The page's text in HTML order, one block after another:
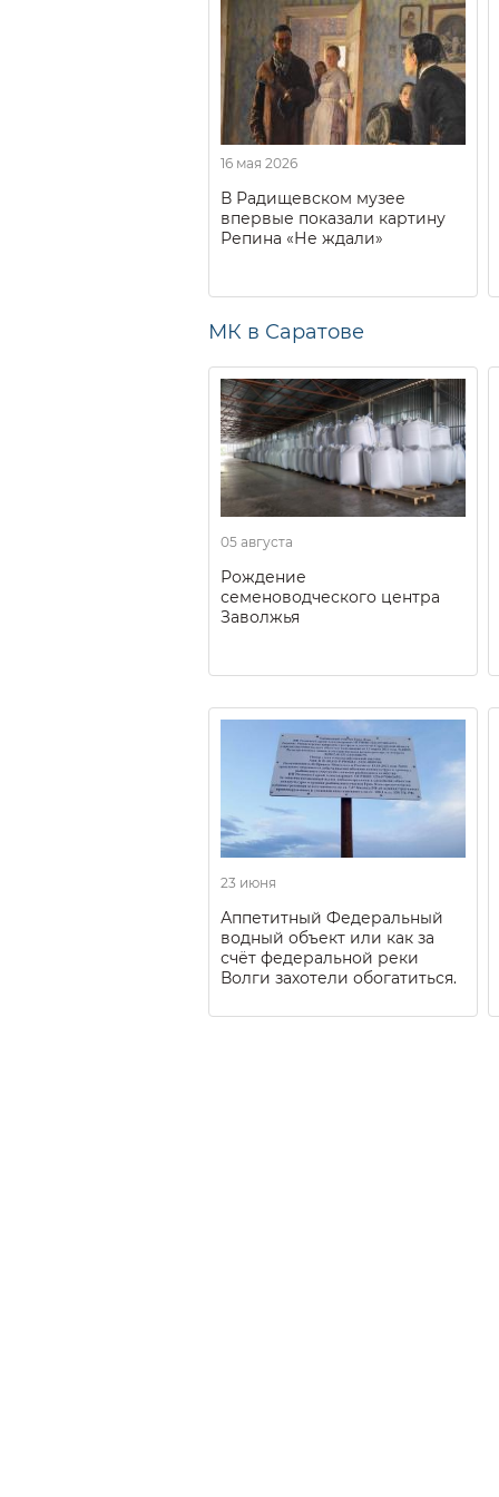
16 мая 2026
В Радищевском музее
впервые показали картину
Репина «Не ждали»
МК в Саратове
05 августа
Рождение
семеноводческого центра
Заволжья
23 июня
Аппетитный Федеральный
водный объект или как за
счёт федеральной реки
Волги захотели обогатиться.